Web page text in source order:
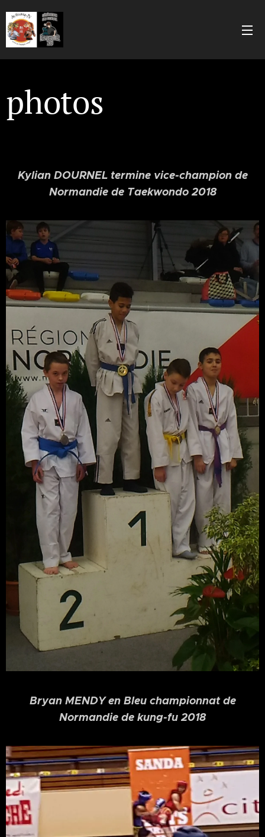
photos
Kylian DOURNEL termine vice-champion de
Normandie de Taekwondo 2018
Bryan MENDY en Bleu championnat de
Normandie de kung-fu 2018